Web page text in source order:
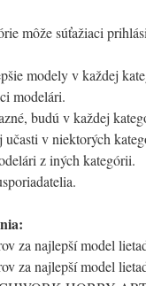
môže súťažiaci
modely v každej
modelári.
budú v každej
učasti v niektorých
z iných kategórii.
za najlepší model
za najlepší model